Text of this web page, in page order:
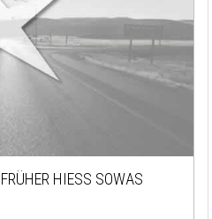
HIESS SOWAS H